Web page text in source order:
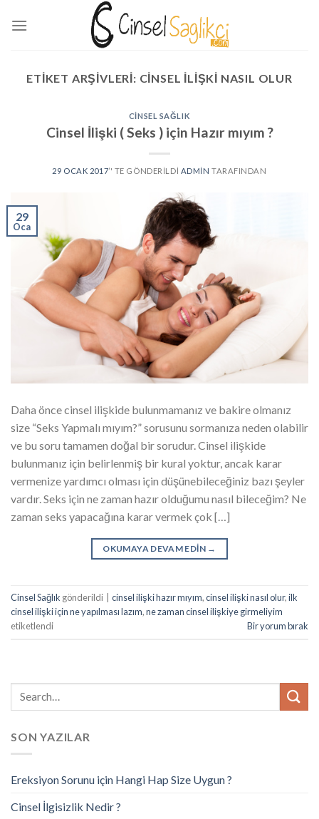
ETIKET ARŞIVLERI: CINSEL ILIŞKI NASIL OLUR
CINSEL SAĞLIK
Cinsel İlişki ( Seks ) için Hazır mıyım ?
29 OCAK 2017’' TE GÖNDERILDI ADMIN TARAFINDAN
29
Oca
Daha önce cinsel ilişkide bulunmamanız ve bakire olmanız
size “Seks Yapmalı mıyım?” sorusunu sormanıza neden olabilir
ve bu soru tamamen doğal bir sorudur. Cinsel ilişkide
bulunmanız için belirlenmiş bir kural yoktur, ancak karar
vermenize yardımcı olması için düşünebileceğiniz bazı şeyler
vardır. Seks için ne zaman hazır olduğumu nasıl bileceğim? Ne
zaman seks yapacağına karar vermek çok […]
OKUMAYA DEVAM EDIN →
Cinsel Sağlık gönderildi cinsel ilişki hazır mıyım,cinsel ilişki nasıl olur,ilk
cinsel ilişki için ne yapılması lazım,ne zaman cinsel ilişkiye girmeliyim
etiketlendi
Bir yorum bırak
SON YAZILAR
Ereksiyon Sorunu için Hangi Hap Size Uygun ?
Cinsel İlgisizlik Nedir ?